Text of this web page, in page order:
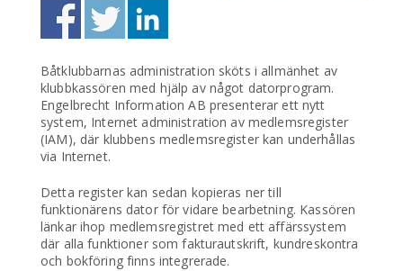
Båtklubbarnas administration sköts i allmänhet av
klubbkassören med hjälp av något datorprogram.
Engelbrecht Information AB presenterar ett nytt
system, Internet administration av medlemsregister
(IAM), där klubbens medlemsregister kan underhållas
via Internet.
Detta register kan sedan kopieras ner till
funktionärens dator för vidare bearbetning. Kassören
länkar ihop medlemsregistret med ett affärssystem
där alla funktioner som fakturautskrift, kundreskontra
och bokföring finns integrerade.